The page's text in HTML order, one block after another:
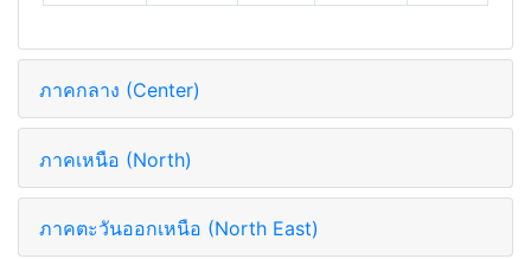
ภาคกลาง (Center)
ภาคเหนือ (North)
ภาคตะวันออกเหนือ (North East)